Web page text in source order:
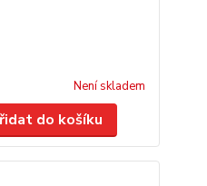
Není skladem
do košíku